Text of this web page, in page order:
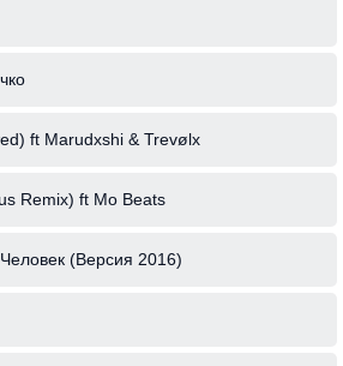
ft Marudxshi & Trevølx
Remix) ft Mo Beats
(Версия 2016)